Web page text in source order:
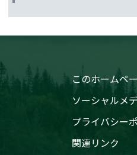
このホームペ
ソーシャルメ
プライバシー
関連リンク